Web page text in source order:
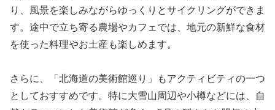
り、風景を楽しみながらゆっくりとサイクリングができま
す。途中で立ち寄る農場やカフェでは、地元の新鮮な食材
を使った料理やお土産も楽しめます。
さらに、「北海道の美術館巡り」もアクティビティの一つ
としておすすめです。特に大雪山周辺や小樽などには、自